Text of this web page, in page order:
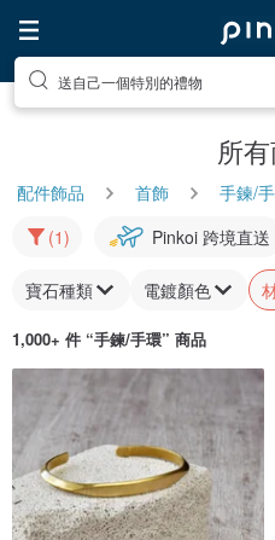
送自己一個特別的禮物
所
配件飾品 首飾
手鍊/
(1)
Pinkoi 跨境直送
寶石種類 電鍍顏色
1,000+ 件 “手鍊/手環” 商品